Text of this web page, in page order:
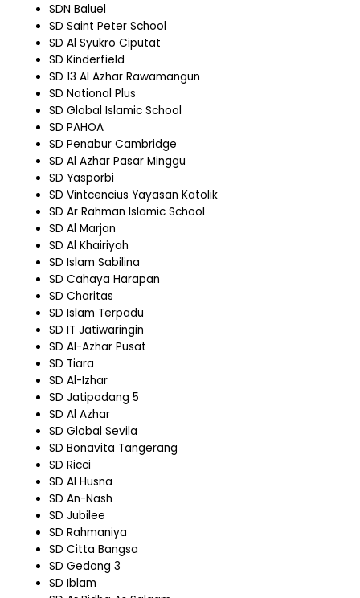
SDN Baluel
SD Saint Peter School
SD Al Syukro Ciputat
SD Kinderfield
SD 13 Al Azhar Rawamangun
SD National Plus
SD Global Islamic School
SD PAHOA
SD Penabur Cambridge
SD Al Azhar Pasar Minggu
SD Yasporbi
SD Vintcencius Yayasan Katolik
SD Ar Rahman Islamic School
SD Al Marjan
SD Al Khairiyah
SD Islam Sabilina
SD Cahaya Harapan
SD Charitas
SD Islam Terpadu
SD IT Jatiwaringin
SD Al-Azhar Pusat
SD Tiara
SD Al-Izhar
SD Jatipadang 5
SD Al Azhar
SD Global Sevila
SD Bonavita Tangerang
SD Ricci
SD Al Husna
SD An-Nash
SD Jubilee
SD Rahmaniya
SD Citta Bangsa
SD Gedong 3
SD Iblam